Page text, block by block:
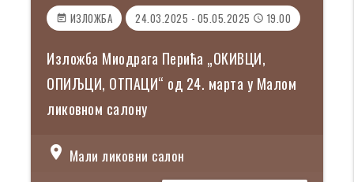
event_note ИЗЛОЖБА 24.03.2025 - 05.05.2025 access_time 19.00
Изложба Миодрага Перића „ОКИВЦИ,
ОПИЉЦИ, ОТПАЦИ“ од 24. марта у Малом
ликовном салону
location_on Мали ликовни салон